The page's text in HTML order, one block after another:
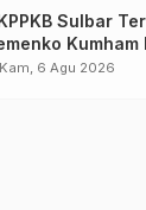
Sulbar
Kumham
Pelayanan
Kam, 6 Agu 2026